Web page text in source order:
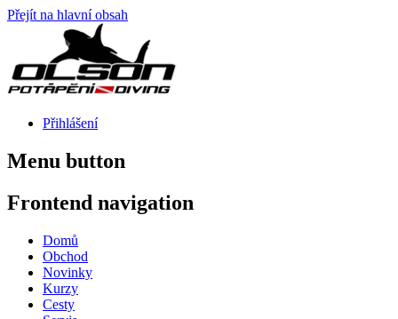
Přejít na hlavní obsah
Přihlášení
Menu button
Frontend navigation
Domů
Obchod
Novinky
Kurzy
Cesty